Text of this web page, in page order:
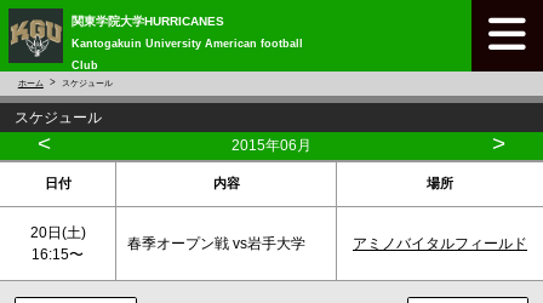
関東学院大学HURRICANES
Kantogakuin University American football
Club
ホーム スケジュール
スケジュール
< 2015年06月 >
日付 内容 場所
20日(土)
16:15〜
春季オープン戦 vs岩手大学 アミノバイタルフィールド